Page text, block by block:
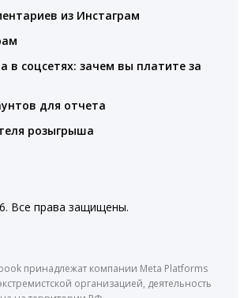
из Инстаграм
в соцсетях: зачем вы платите за
для отчета
розыгрыша
Все права защищены.
принадлежат компании Meta Platforms
организацией, деятельность